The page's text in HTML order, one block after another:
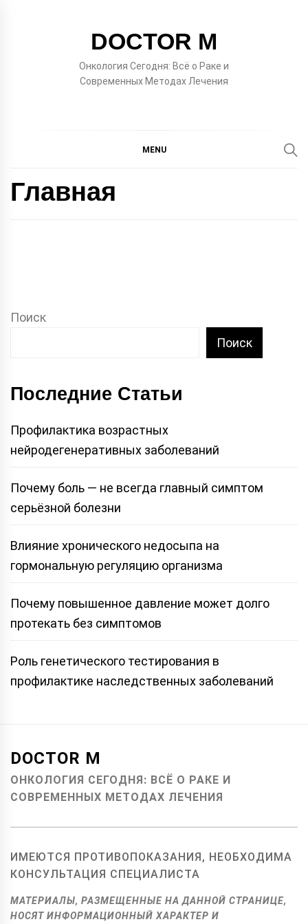
DOCTOR M
Онкология Сегодня: Всё о Раке и
Современных Методах Лечения
MENU
Главная
Поиск
Поиск
Последние Статьи
Профилактика возрастных
нейродегенеративных заболеваний
Почему боль — не всегда главный симптом
серьёзной болезни
Влияние хронического недосыпа на
гормональную регуляцию организма
Почему повышенное давление может долго
протекать без симптомов
Роль генетического тестирования в
профилактике наследственных заболеваний
DOCTOR M
ОНКОЛОГИЯ СЕГОДНЯ: ВСЁ О РАКЕ И
СОВРЕМЕННЫХ МЕТОДАХ ЛЕЧЕНИЯ
ИМЕЮТСЯ ПРОТИВОПОКАЗАНИЯ, НЕОБХОДИМА
КОНСУЛЬТАЦИЯ СПЕЦИАЛИСТА
МАТЕРИАЛЫ, РАЗМЕЩЕННЫЕ НА ДАННОЙ СТРАНИЦЕ,
НОСЯТ ИНФОРМАЦИОННЫЙ ХАРАКТЕР И